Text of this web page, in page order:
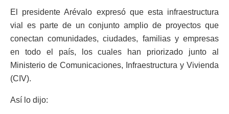
El presidente Arévalo expresó que esta infraestructura
vial es parte de un conjunto amplio de proyectos que
conectan comunidades, ciudades, familias y empresas
en todo el país, los cuales han priorizado junto al
Ministerio de Comunicaciones, Infraestructura y Vivienda
(CIV).
Así lo dijo: